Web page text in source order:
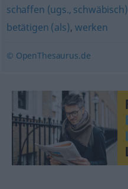
schaffen (ugs., schwäbisch)
betätigen (als), werken
© OpenThesaurus.de